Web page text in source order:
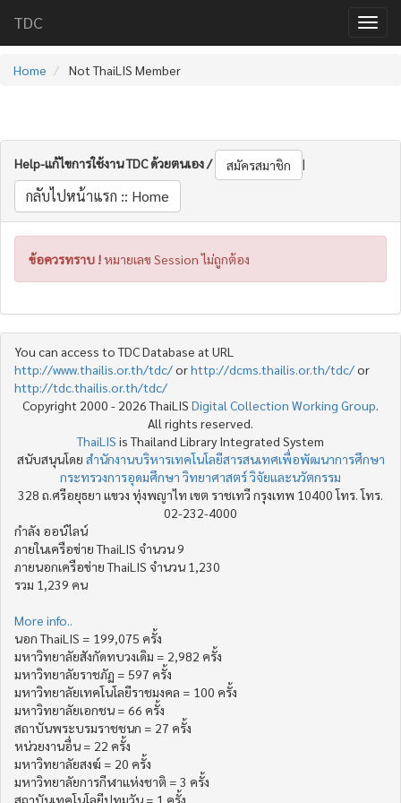
TDC
Home Not ThaiLIS Member
Help-แก้ไขการใช้งาน TDC ด้วยตนเอง / สมัครสมาชิก |
กลับไปหน้าแรก :: Home
ข้อควรทราบ ! หมายเลข Session ไม่ถูกต้อง
You can access to TDC Database at URL
http://www.thailis.or.th/tdc/orhttp://dcms.thailis.or.th/tdc/or
http://tdc.thailis.or.th/tdc/
Copyright 2000 - 2026 ThaiLIS Digital Collection Working Group.
All rights reserved.
ThaiLIS is Thailand Library Integrated System
สนับสนุนโดย สำนักงานบริหารเทคโนโลยีสารสนเทศเพื่อพัฒนาการศึกษา
กระทรวงการอุดมศึกษา วิทยาศาสตร์ วิจัยและนวัตกรรม
328 ถ.ศรีอยุธยา แขวง ทุ่งพญาไท เขต ราชเทวี กรุงเทพ 10400 โทร. โทร.
02-232-4000
กำลัง ออน์ไลน์
ภายในเครือข่าย ThaiLIS จำนวน 9
ภายนอกเครือข่าย ThaiLIS จำนวน 1,230
รวม 1,239 คน
More info..
นอก ThaiLIS = 199,075 ครั้ง
มหาวิทยาลัยสังกัดทบวงเดิม = 2,982 ครั้ง
มหาวิทยาลัยราชภัฏ = 597 ครั้ง
มหาวิทยาลัยเทคโนโลยีราชมงคล = 100 ครั้ง
มหาวิทยาลัยเอกชน = 66 ครั้ง
สถาบันพระบรมราชชนก = 27 ครั้ง
หน่วยงานอื่น = 22 ครั้ง
มหาวิทยาลัยสงฆ์ = 20 ครั้ง
มหาวิทยาลัยการกีฬาแห่งชาติ = 3 ครั้ง
สถาบันเทคโนโลยีปทุมวัน = 1 ครั้ง